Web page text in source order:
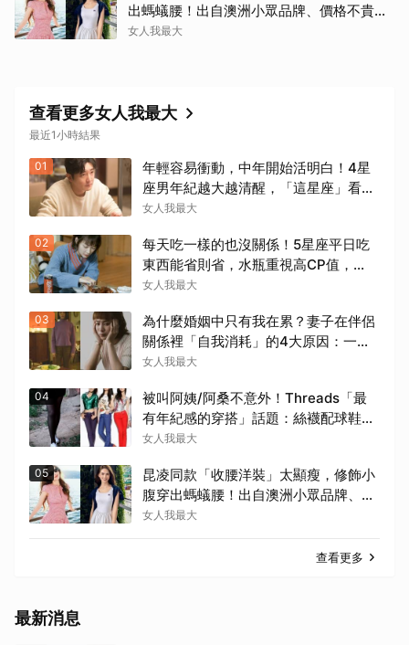
出螞蟻腰！出自澳洲小眾品牌、價格不貴還
寄台灣
女人我最大
查看更多女人我最大
最近1小時結果
01
年輕容易衝動，中年開始活明白！4星
座男年紀越大越清醒，「這星座」看透
人心、不再討好任何人
女人我最大
02
每天吃一樣的也沒關係！5星座平日吃
東西能省則省，水瓶重視高CP值，
「他」省下來吃大餐
女人我最大
03
為什麼婚姻中只有我在累？妻子在伴侶
關係裡「自我消耗」的4大原因：一句
「你想太多」讓人無奈
女人我最大
04
被叫阿姨/阿桑不意外！Threads「最
有年紀感的穿搭」話題：絲襪配球鞋最
顯老
女人我最大
05
昆凌同款「收腰洋裝」太顯瘦，修飾小
腹穿出螞蟻腰！出自澳洲小眾品牌、價
格不貴還寄台灣
女人我最大
查看更多
最新消息